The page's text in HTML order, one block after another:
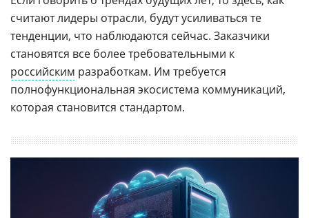
считают лидеры отрасли, будут усиливаться те
тенденции, что наблюдаются сейчас. Заказчики
становятся все более требовательными к
российским разработкам. Им требуется
полнофункциональная экосистема коммуникаций,
которая становится стандартом.